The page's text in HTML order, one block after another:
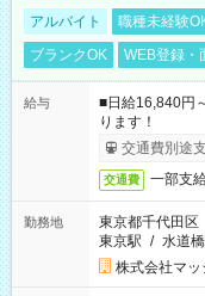
アルバイト 職種未経験
ブランクOK
WEB登録・
給与
■日給16,840円
ります！
交通費別途
交通費 一部支
勤務地
東京都千代田区
東京駅 / 水道
株式会社マッ